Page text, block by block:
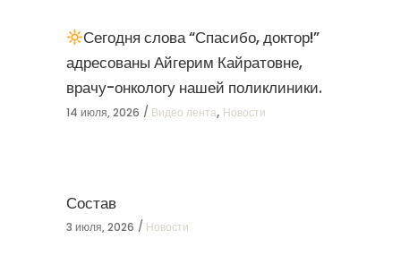
Сегодня слова “Спасибо, доктор!”
адресованы Айгерим Кайратовне,
врачу-онкологу нашей поликлиники.
14 июля, 2026 Видео лента, Новости
Состав
3 июля, 2026 Новости